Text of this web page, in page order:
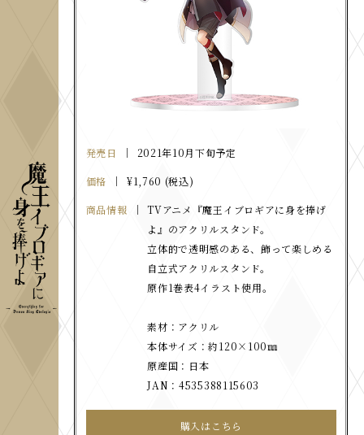
発売日 2021年10月下旬予定
価格 ¥1,760 (税込)
商品情報
TVアニメ『魔王イブロギアに身を捧げ
よ』のアクリルスタンド。
立体的で透明感のある、飾って楽しめる
自立式アクリルスタンド。
原作1巻表4イラスト使用。
素材：アクリル
本体サイズ：約120×100㎜
原産国：日本
JAN：4535388115603
購入はこちら